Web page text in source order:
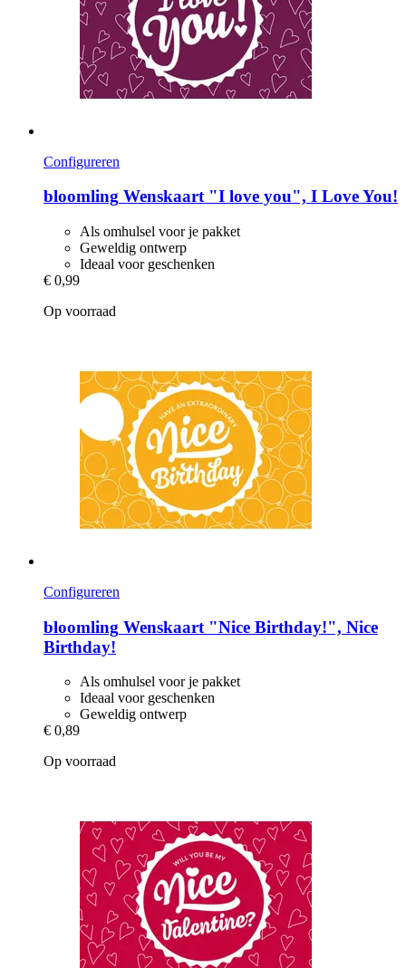
Configureren
bloomling Wenskaart "I love you", I Love You!
Als omhulsel voor je pakket
Geweldig ontwerp
Ideaal voor geschenken
€ 0,99
Op voorraad
Configureren
bloomling Wenskaart "Nice Birthday!", Nice
Birthday!
Als omhulsel voor je pakket
Ideaal voor geschenken
Geweldig ontwerp
€ 0,89
Op voorraad